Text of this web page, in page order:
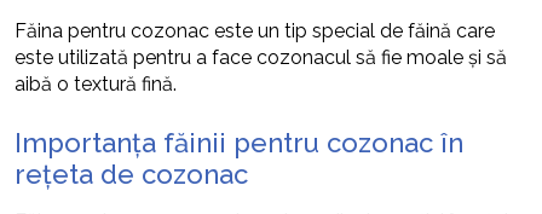
Făina pentru cozonac este un tip special de făină care
este utilizată pentru a face cozonacul să fie moale și să
aibă o textură fină.
Importanța făinii pentru cozonac în
rețeta de cozonac